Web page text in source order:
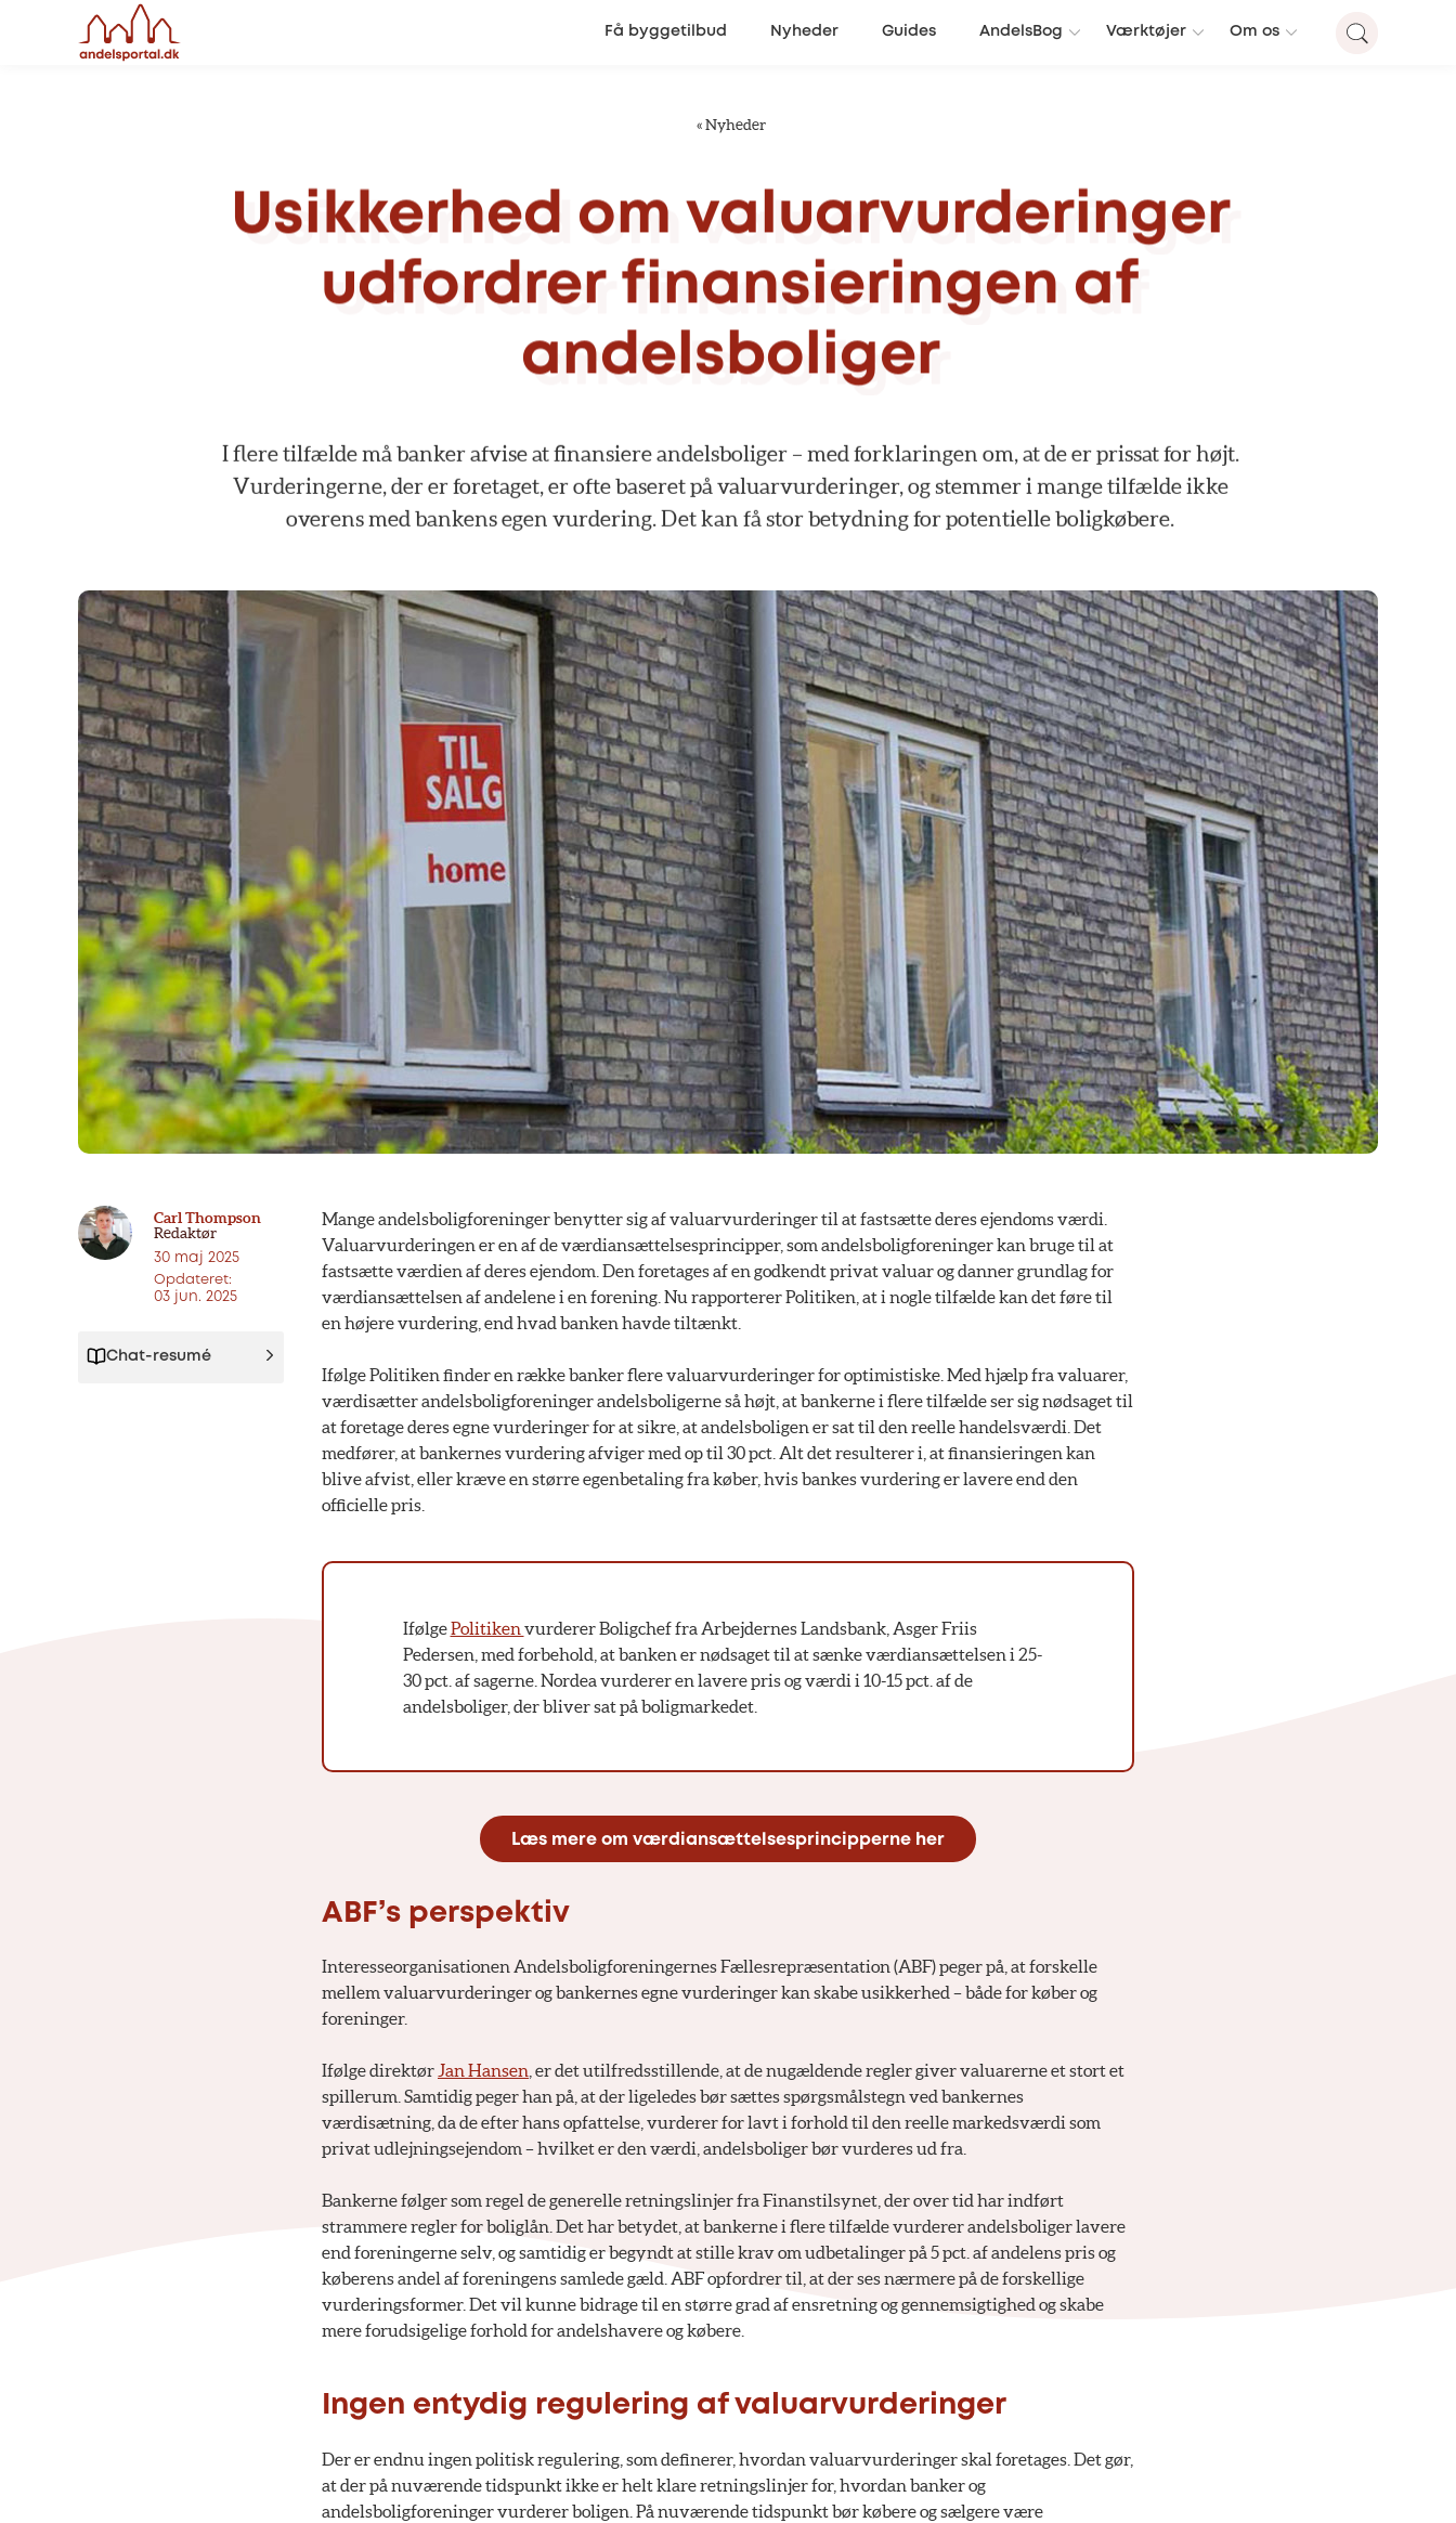
Få byggetilbud Nyheder Guides AndelsBog Værktøjer Om os
« Nyheder
Usikkerhed om valuarvurderinger
udfordrer finansieringen af
andelsboliger
I flere tilfælde må banker afvise at finansiere andelsboliger – med forklaringen om, at de er prissat for højt.
Vurderingerne, der er foretaget, er ofte baseret på valuarvurderinger, og stemmer i mange tilfælde ikke
overensmedbankensegen vurdering.Detkan fåstorbetydningforpotentielleboligkøbere.
Carl Thompson
Redaktør
30 maj 2025
Opdateret:
03 jun. 2025
Chat-resumé
Mange andelsboligforeninger benytter sig af valuarvurderinger til at fastsætte deres ejendoms værdi.
Valuarvurderingen er en af de værdiansættelsesprincipper, som andelsboligforeninger kan bruge til at
fastsætte værdien af deres ejendom. Den foretages af en godkendt privat valuar og danner grundlag for
værdiansættelsen af andelene i en forening. Nu rapporterer Politiken, at i nogle tilfælde kan det føre til
en højere vurdering, end hvad banken havde tiltænkt.
Ifølge Politiken finder en række banker flere valuarvurderinger for optimistiske. Med hjælp fra valuarer,
værdisætter andelsboligforeninger andelsboligerne så højt, at bankerne i flere tilfælde ser sig nødsaget til
at foretage deres egne vurderinger for at sikre, at andelsboligen er sat til den reelle handelsværdi. Det
medfører, at bankernes vurdering afviger med op til 30 pct. Alt det resulterer i, at finansieringen kan
blive afvist, eller kræve en større egenbetaling fra køber, hvis bankes vurdering er lavere end den
officielle pris.
IfølgePolitiken vurderer Boligchef fra Arbejdernes Landsbank, Asger Friis
Pedersen, med forbehold, at banken er nødsaget til at sænke værdiansættelsen i 25-
30 pct. af sagerne. Nordea vurderer en lavere pris og værdi i 10-15 pct. af de
andelsboliger, der bliver sat på boligmarkedet.
Læs mere om værdiansættelsesprincipperne her
ABF’s perspektiv
Interesseorganisationen Andelsboligforeningernes Fællesrepræsentation (ABF) peger på, at forskelle
mellem valuarvurderinger og bankernes egne vurderinger kan skabe usikkerhed – både for køber og
foreninger.
Ifølge direktør Jan Hansen , er det utilfredsstillende, at de nugældende regler giver valuarerne et stort et
spillerum. Samtidig peger han på, at der ligeledes bør sættes spørgsmålstegn ved bankernes
værdisætning, da de efter hans opfattelse, vurderer for lavt i forhold til den reelle markedsværdi som
privat udlejningsejendom – hvilket er den værdi, andelsboliger bør vurderes ud fra.
Bankerne følger som regel de generelle retningslinjer fra Finanstilsynet, der over tid har indført
strammere regler for boliglån. Det har betydet, at bankerne i flere tilfælde vurderer andelsboliger lavere
end foreningerne selv, og samtidig er begyndt at stille krav om udbetalinger på 5 pct. af andelens pris og
køberens andel af foreningens samlede gæld. ABF opfordrer til, at der ses nærmere på de forskellige
vurderingsformer. Det vil kunne bidrage til en større grad af ensretning og gennemsigtighed og skabe
mere forudsigelige forhold for andelshavere og købere.
Ingen entydig regulering af valuarvurderinger
Der er endnu ingen politisk regulering, som definerer, hvordan valuarvurderinger skal foretages. Det gør,
at der på nuværende tidspunkt ikke er helt klare retningslinjer for, hvordan banker og
andelsboligforeninger vurderer boligen. På nuværende tidspunkt bør købere og sælgere være